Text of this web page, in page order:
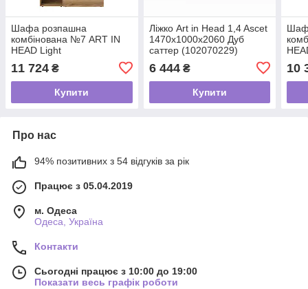
Шафа розпашна
комбінована №7 ART IN
HEAD Light
1200x500x2200 Дуб Евок
(LTK0710000000)
11 724 ₴
Купити
Ліжко Art іn Head 1,4 Ascet
1470x1000x2060 Дуб
саттер (102070229)
6 444₴
Купити
10
Про нас
94% позитивних з 54 відгуків за рік
Працює з 05.04.2019
м. Одеса
Одеса, Україна
Контакти
Сьогодні працює з 10:00 до 19:00
Показати весь графік роботи